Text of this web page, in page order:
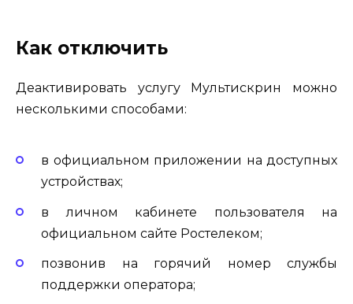
Как отключить
Деактивировать услугу Мультискрин можно
несколькими способами:
в официальном приложении на доступных
устройствах;
в личном кабинете пользователя на
официальном сайте Ростелеком;
позвонив на горячий номер службы
поддержки оператора;